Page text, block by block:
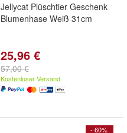
Jellycat Plüschtier Geschenk
Blumenhase Weiß 31cm
25,96 €
57,00 €
Kostenloser Versand
- 60%